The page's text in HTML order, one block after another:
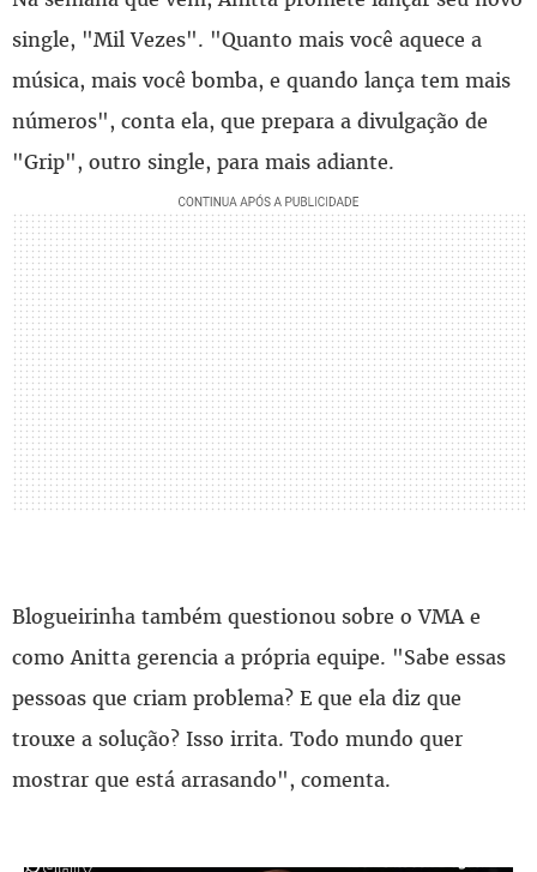
single, "Mil Vezes". "Quanto mais você aquece a
música, mais você bomba, e quando lança tem mais
números", conta ela, que prepara a divulgação de
"Grip", outro single, para mais adiante.
Blogueirinha também questionou sobre o VMA e
como Anitta gerencia a própria equipe. "Sabe essas
pessoas que criam problema? E que ela diz que
trouxe a solução? Isso irrita. Todo mundo quer
mostrar que está arrasando", comenta.